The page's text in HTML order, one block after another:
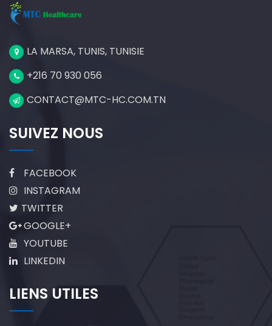
LA MARSA, TUNIS, TUNISIE
+216 70 930 056
CONTACT@MTC-HC.COM.TN
SUIVEZ NOUS
FACEBOOK
INSTAGRAM
TWITTER
GOOGLE+
YOUTUBE
LINKEDIN
LIENS UTILES